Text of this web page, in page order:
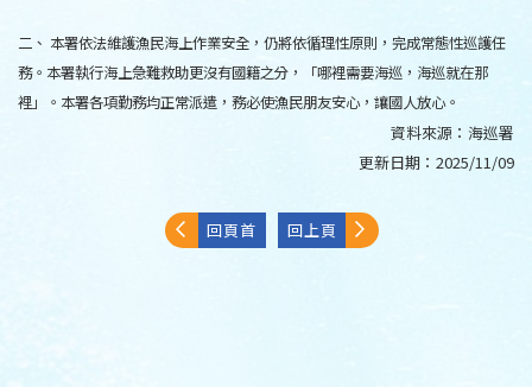
二、 本署依法維護漁民海上作業安全，仍將依循理性原則，完成常態性巡護任
務。本署執行海上急難救助更沒有國籍之分，「哪裡需要海巡，海巡就在那
裡」。本署各項勤務均正常派遣，務必使漁民朋友安心，讓國人放心。
資料來源： 海巡署
更新日期： 2025/11/09
回頁首 回上頁